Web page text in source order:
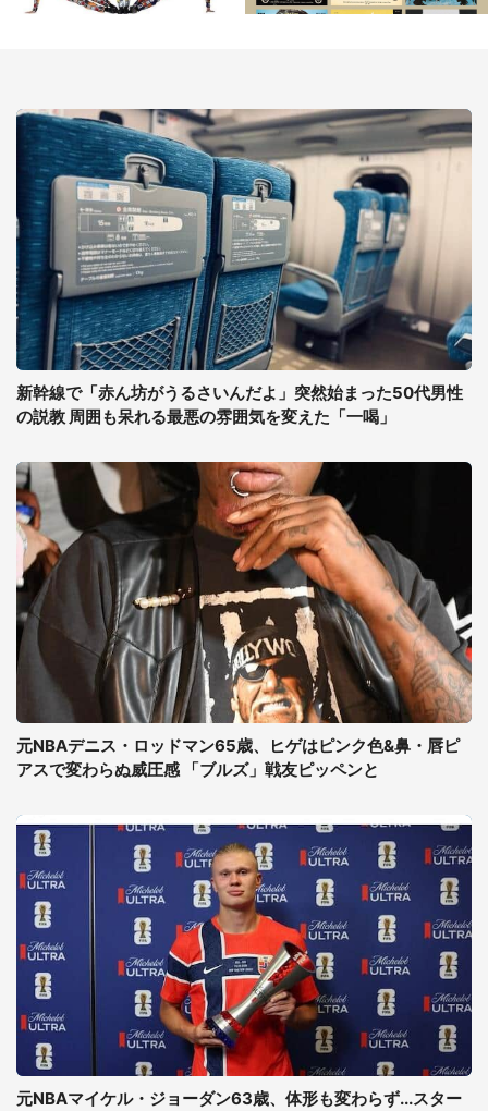
新幹線で「赤ん坊がうるさいんだよ」突然始まった50代男性
の説教 周囲も呆れる最悪の雰囲気を変えた「一喝」
元NBAデニス・ロッドマン65歳、ヒゲはピンク色&鼻・唇ピ
アスで変わらぬ威圧感 「ブルズ」戦友ピッペンと
元NBAマイケル・ジョーダン63歳、体形も変わらず...スター